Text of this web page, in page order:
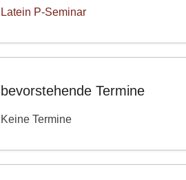
Latein P-Seminar
bevorstehende Termine
Keine Termine